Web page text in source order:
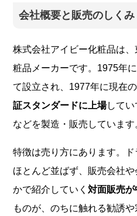
会社概要と販売のしくみ
株式会社アイビー化粧品は
粧品メーカーです。1975年
て設立され、1977年に現在
証スタンダードに上場してい
などを製造・販売しています
特徴は売り方にあります。
ほとんど並ばず、販売会社
かで紹介していく対面販売が
ものが、のちに触れる勧誘